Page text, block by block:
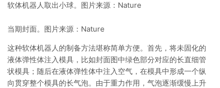
软体机器人取出小球。图片来源：Nature
当期封面。图片来源：Nature
这种软体机器人的制备方法堪称简单方便。首先，将未固化的
液体弹性体注入模具，比如封面图中绿色部分对应的长直细管
状模具；随后在液体弹性体中注入空气，在模具中形成一个纵
向贯穿整个模具的长气泡。由于重力作用，气泡逐渐缓慢上升